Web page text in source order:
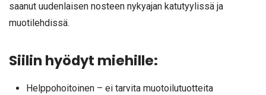
saanut uudenlaisen nosteen nykyajan katutyylissä ja
muotilehdissä.
Siilin hyödyt miehille:
Helppohoitoinen – ei tarvita muotoilutuotteita